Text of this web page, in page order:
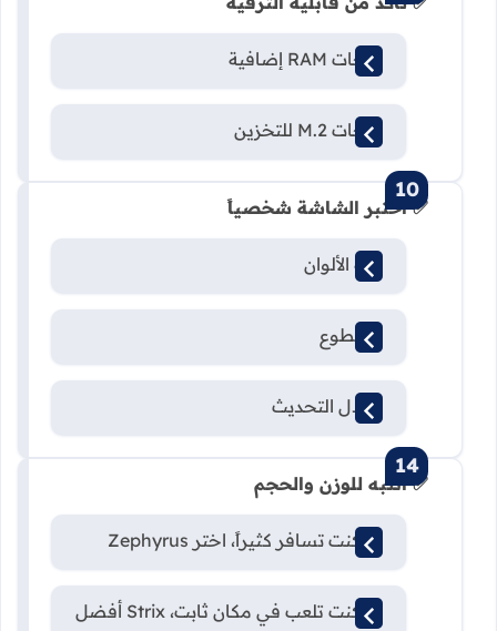
فتحات RAM إضافية
فتحات M.2 للتخزين
✅ اختبر الشاشة شخصياً
دقة الألوان
السطوع
معدل التحديث
✅ انتبه للوزن والحجم
إذا كنت تسافر كثيراً، اختر Zephyrus
إذا كنت تلعب في مكان ثابت، Strix أفضل